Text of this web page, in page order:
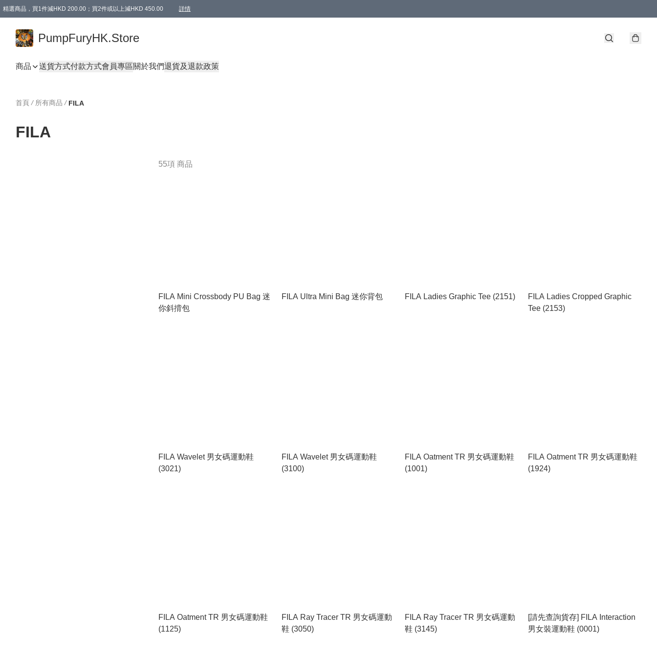
精選商品，買1件減HKD 200.00；買2件或以上減HKD 450.00 詳情
PumpFuryHK.Store
商品 送貨方式付款方式會員專區關於我們退貨及退款政策
首頁 / 所有商品 / FILA
FILA
55項 商品
FILA Mini Crossbody PU Bag 迷
你斜揹包
FILA Ultra Mini Bag 迷你背包 FILA Ladies Graphic Tee (2151)
FILA Ladies Cropped Graphic
Tee (2153)
FILA Wavelet 男女碼運動鞋
(3021)
FILA Wavelet 男女碼運動鞋
(3100)
FILA Oatment TR 男女碼運動鞋
(1001)
FILA Oatment TR 男女碼運動鞋
(1924)
FILA Oatment TR 男女碼運動鞋
(1125)
FILA Ray Tracer TR 男女碼運動
鞋 (3050)
FILA Ray Tracer TR 男女碼運動
鞋 (3145)
[請先查詢貨存] FILA Interaction
男女裝運動鞋 (0001)